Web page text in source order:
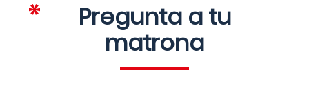
Pregunta a tu
matrona